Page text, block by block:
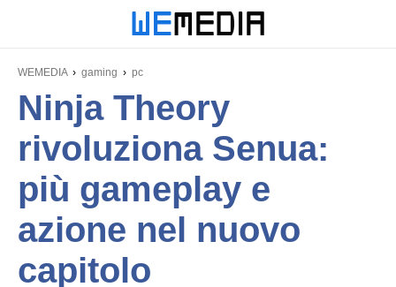
WEMEDIA gaming pc
Ninja Theory
rivoluziona Senua:
più gameplay e
azione nel nuovo
capitolo